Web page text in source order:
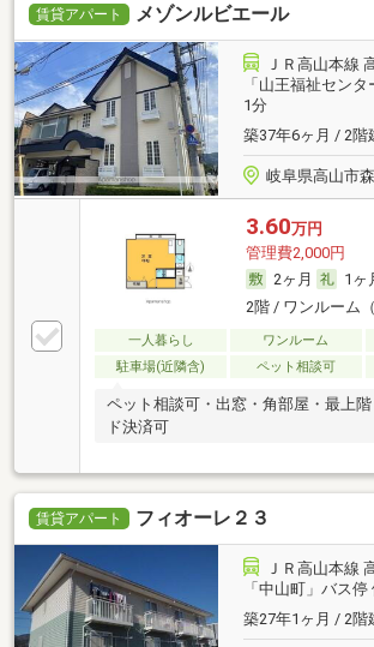
賃貸アパート メゾンルビエール
ＪＲ高山本線
「山王福祉セン
1分
築37年6ヶ月 / 2階
岐阜県高山市
3.60万円
管理費2,000円
2ヶ月
1ヶ
2階 / ワンルーム
一人暮らし ワンルーム
駐車場(近隣含)
ペット相談可
ペット相談可・出窓・角部屋・最上
ド決済可
賃貸アパート フィオーレ２３
ＪＲ高山本線
「中山町」バス停
築27年1ヶ月 / 2階